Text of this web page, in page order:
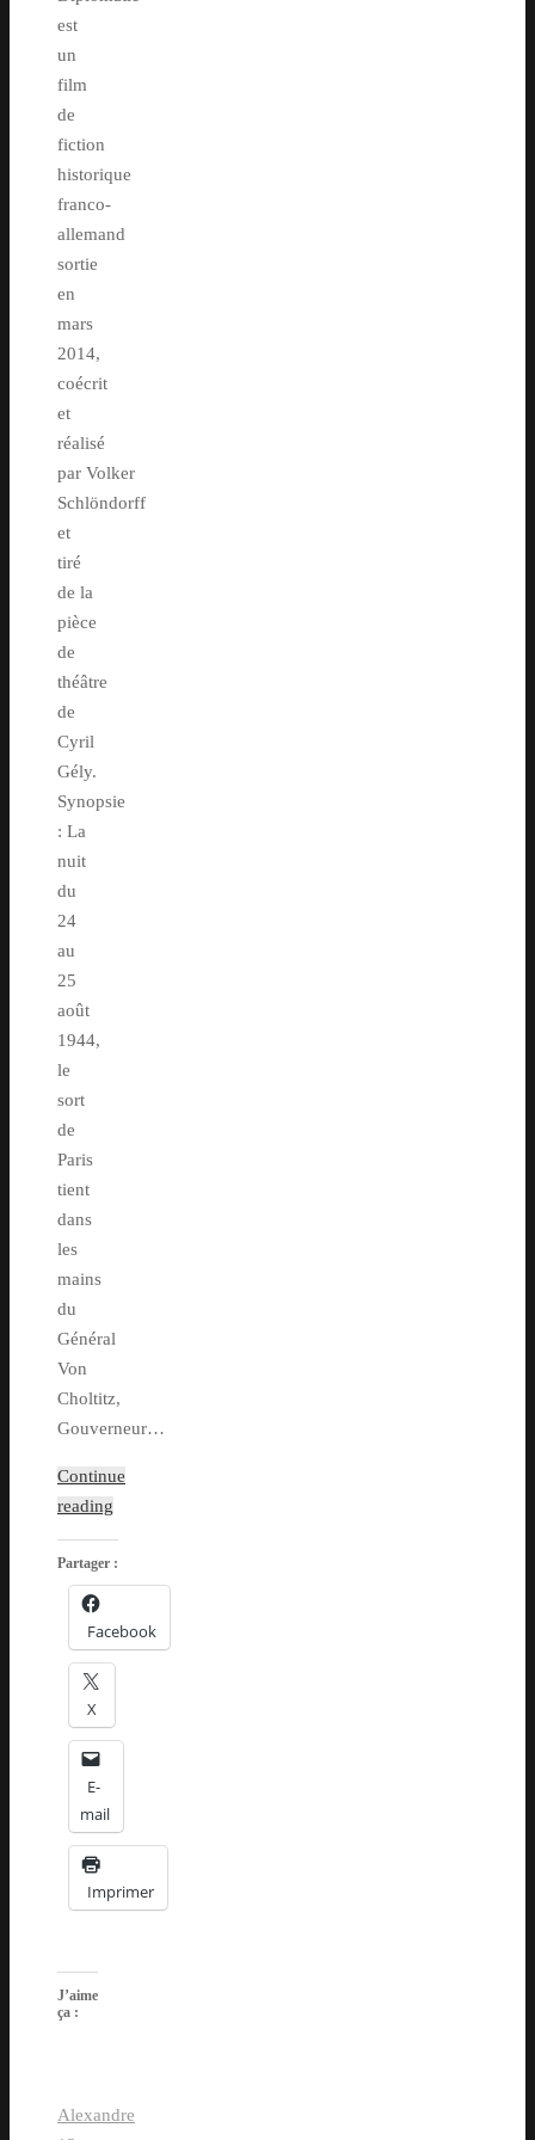
est
un
film
de
fiction
historique
franco-
allemand
sortie
en
mars
2014,
coécrit
et
réalisé
par Volker
Schlöndorff
et
tiré
de la
pièce
de
théâtre
de
Cyril
Gély.
Synopsie
: La
nuit
du
24
au
25
août
1944,
le
sort
de
Paris
tient
dans
les
mains
du
Général
Von
Choltitz,
Gouverneur…
Continue
reading
Partager :
Facebook
X
E-
mail
Imprimer
J’aime
ça :
Alexandre